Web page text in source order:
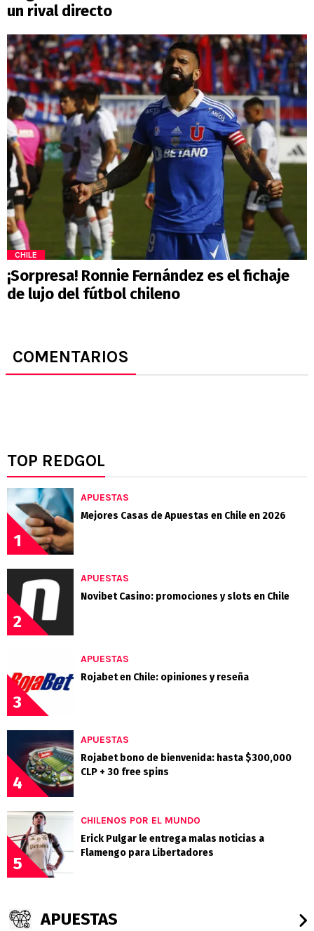
un rival directo
CHILE
¡Sorpresa! Ronnie Fernández es el fichaje
de lujo del fútbol chileno
COMENTARIOS
TOP REDGOL
1
APUESTAS
Mejores Casas de Apuestas en Chile en 2026
2
APUESTAS
Novibet Casino: promociones y slots en Chile
3
APUESTAS
Rojabet en Chile: opiniones y reseña
4
APUESTAS
Rojabet bono de bienvenida: hasta $300,000
CLP + 30 free spins
5
CHILENOS POR EL MUNDO
Erick Pulgar le entrega malas noticias a
Flamengo para Libertadores
APUESTAS